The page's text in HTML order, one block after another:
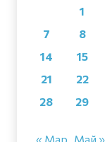
1
7
8
14
15
21
22
28
29
« Мар Май »